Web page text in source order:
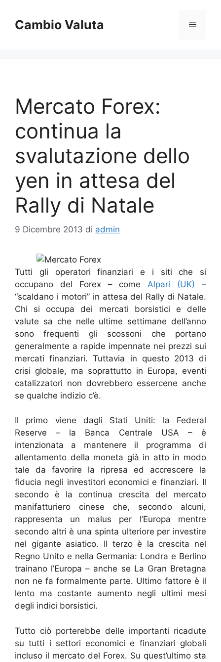
contenuto
Cambio Valuta Menu
Mercato Forex:
continua la
svalutazione dello
yen in attesa del
Rally di Natale
9 Dicembre 2013 di admin
Tutti gli operatori finanziari e i siti che si
occupano del Forex – come Alpari (UK) –
“scaldano i motori” in attesa del Rally di Natale.
Chi si occupa dei mercati borsistici e delle
valute sa che nelle ultime settimane dell’anno
sono frequenti gli scossoni che portano
generalmente a rapide impennate nei prezzi sui
mercati finanziari. Tuttavia in questo 2013 di
crisi globale, ma soprattutto in Europa, eventi
catalizzatori non dovrebbero essercene anche
se qualche indizio c’è.
Il primo viene dagli Stati Uniti: la Federal
Reserve – la Banca Centrale USA – è
intenzionata a mantenere il programma di
allentamento della moneta già in atto in modo
tale da favorire la ripresa ed accrescere la
fiducia negli investitori economici e finanziari. Il
secondo è la continua crescita del mercato
manifatturiero cinese che, secondo alcuni,
rappresenta un malus per l’Europa mentre
secondo altri è una spinta ulteriore per investire
nel gigante asiatico. Il terzo è la crescita nel
Regno Unito e nella Germania: Londra e Berlino
trainano l’Europa – anche se La Gran Bretagna
non ne fa formalmente parte. Ultimo fattore è il
lento ma costante aumento negli ultimi mesi
degli indici borsistici.
Tutto ciò porterebbe delle importanti ricadute
su tutti i settori economici e finanziari globali
incluso il mercato del Forex. Su quest’ultimo sta